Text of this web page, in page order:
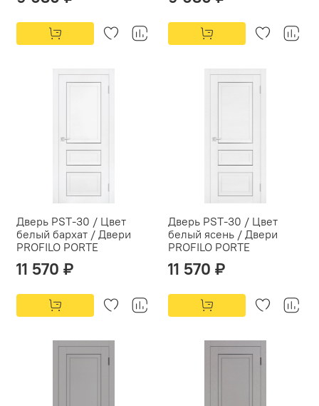
Дверь PST-30 / Цвет
белый бархат / Двери
PROFILO PORTE
11 570 ₽
Дверь PST-30 / Цвет
белый ясень / Двери
PROFILO PORTE
11 570 ₽